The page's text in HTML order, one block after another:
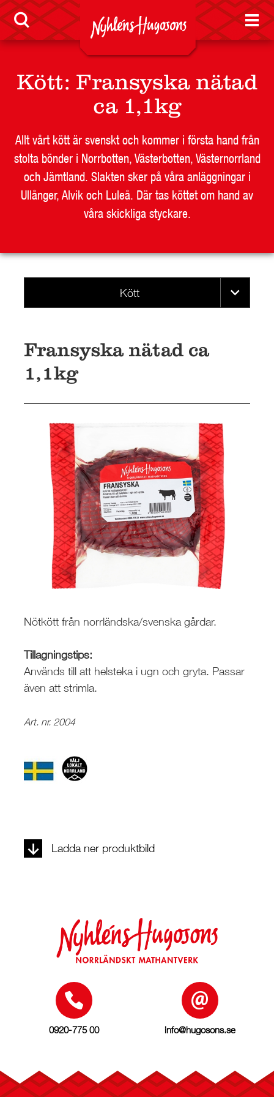
Jobb
Nyheter
LEVERANTÖR
BUTIKSSIDA
RESTAURANG OCH STORHUSHÅLL
KONTAKT
Kött: Fransyska nätad
ca 1,1kg
Allt vårt kött är svenskt och kommer i första hand från
stolta bönder i Norrbotten, Västerbotten, Västernorrland
och Jämtland. Slakten sker på våra anläggningar i
Ullånger, Alvik och Luleå. Där tas köttet om hand av
våra skickliga styckare.
Kött
Fransyska nätad ca
1,1kg
Nötkött från norrländska/svenska gårdar.
Tillagningstips:
Används till att helsteka i ugn och gryta. Passar
även att strimla.
Art. nr. 2004
Ladda ner produktbild
0920-775 00 info@hugosons.se